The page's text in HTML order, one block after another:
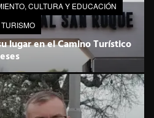
CULTURA Y EDUCACIÓN
TURISMO
lugar en el Camino Turístico